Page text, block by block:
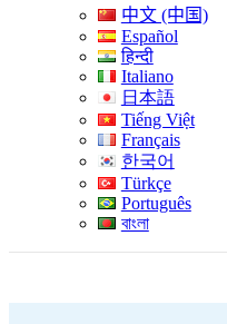
中文 (中国)
Español
हिन्दी
Italiano
日本語
Tiếng Việt
Français
한국어
Türkçe
Português
বাংলা